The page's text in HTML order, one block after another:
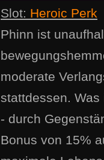
Slot: Heroic Perk
Phinn ist
moderate
stattdessen.
- durch
Bonus von 15%